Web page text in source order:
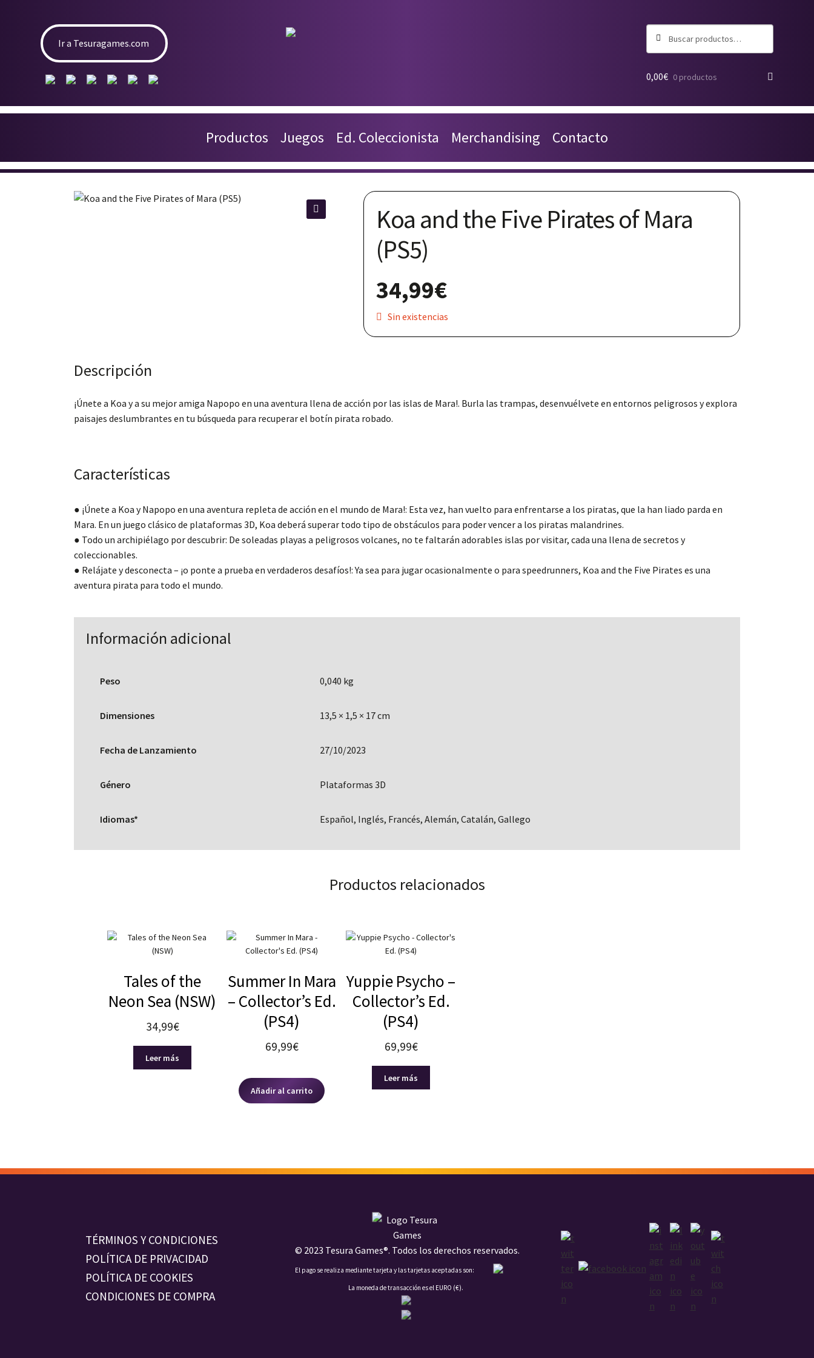
Ir a Tesuragames.com
por:
0,00€ 0 productos
Productos Juegos Ed. Coleccionista Merchandising Contacto
Koa and the Five Pirates of Mara
(PS5)
34,99€
Sin existencias
Descripción
¡Únete a Koa y a su mejor amiga Napopo en una aventura llena de acción por las islas de Mara!. Burla las trampas, desenvuélvete en entornos peligrosos y explora
paisajes deslumbrantes en tu búsqueda para recuperar el botín pirata robado.
Características
● ¡Únete a Koa y Napopo en una aventura repleta de acción en el mundo de Mara!: Esta vez, han vuelto para enfrentarse a los piratas, que la han liado parda en
Mara. En un juego clásico de plataformas 3D, Koa deberá superar todo tipo de obstáculos para poder vencer a los piratas malandrines.
● Todo un archipiélago por descubrir: De soleadas playas a peligrosos volcanes, no te faltarán adorables islas por visitar, cada una llena de secretos y
coleccionables.
● Relájate y desconecta – ¡o ponte a prueba en verdaderos desafíos!: Ya sea para jugar ocasionalmente o para speedrunners, Koa and the Five Pirates es una
aventura pirata para todo el mundo.
Información adicional
Peso 0,040 kg
Dimensiones 13,5 × 1,5 × 17 cm
Fecha de Lanzamiento 27/10/2023
Género Plataformas 3D
Idiomas* Español, Inglés, Francés, Alemán, Catalán, Gallego
Productos relacionados
Tales of the
Neon Sea (NSW)
34,99€
Leer más
Summer In Mara
– Collector’s Ed.
(PS4)
69,99€
Añadir al carrito
Yuppie Psycho –
Collector’s Ed.
(PS4)
69,99€
Leer más
TÉRMINOS Y CONDICIONES
POLÍTICA DE PRIVACIDAD
POLÍTICA DE COOKIES
CONDICIONES DE COMPRA
© 2023 Tesura Games®. Todos los derechos reservados.
El pago se realiza mediante tarjeta y las tarjetas aceptadas son:
La moneda de transacción es el EURO (€).
Juegos
Ed. Coleccionista
Merchandising
Contacto
Nuestras redes: